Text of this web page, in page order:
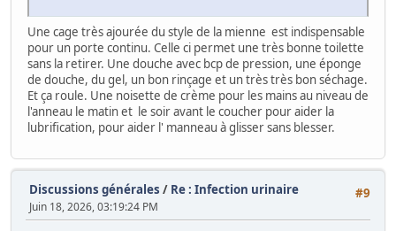
Une cage très ajourée du style de la mienne est indispensable
pour un porte continu. Celle ci permet une très bonne toilette
sans la retirer. Une douche avec bcp de pression, une éponge
de douche, du gel, un bon rinçage et un très très bon séchage.
Et ça roule. Une noisette de crème pour les mains au niveau de
l'anneau le matin et le soir avant le coucher pour aider la
lubrification, pour aider l' manneau à glisser sans blesser.
#9
Discussions générales / Re : Infection urinaire
Juin 18, 2026, 03:19:24 PM